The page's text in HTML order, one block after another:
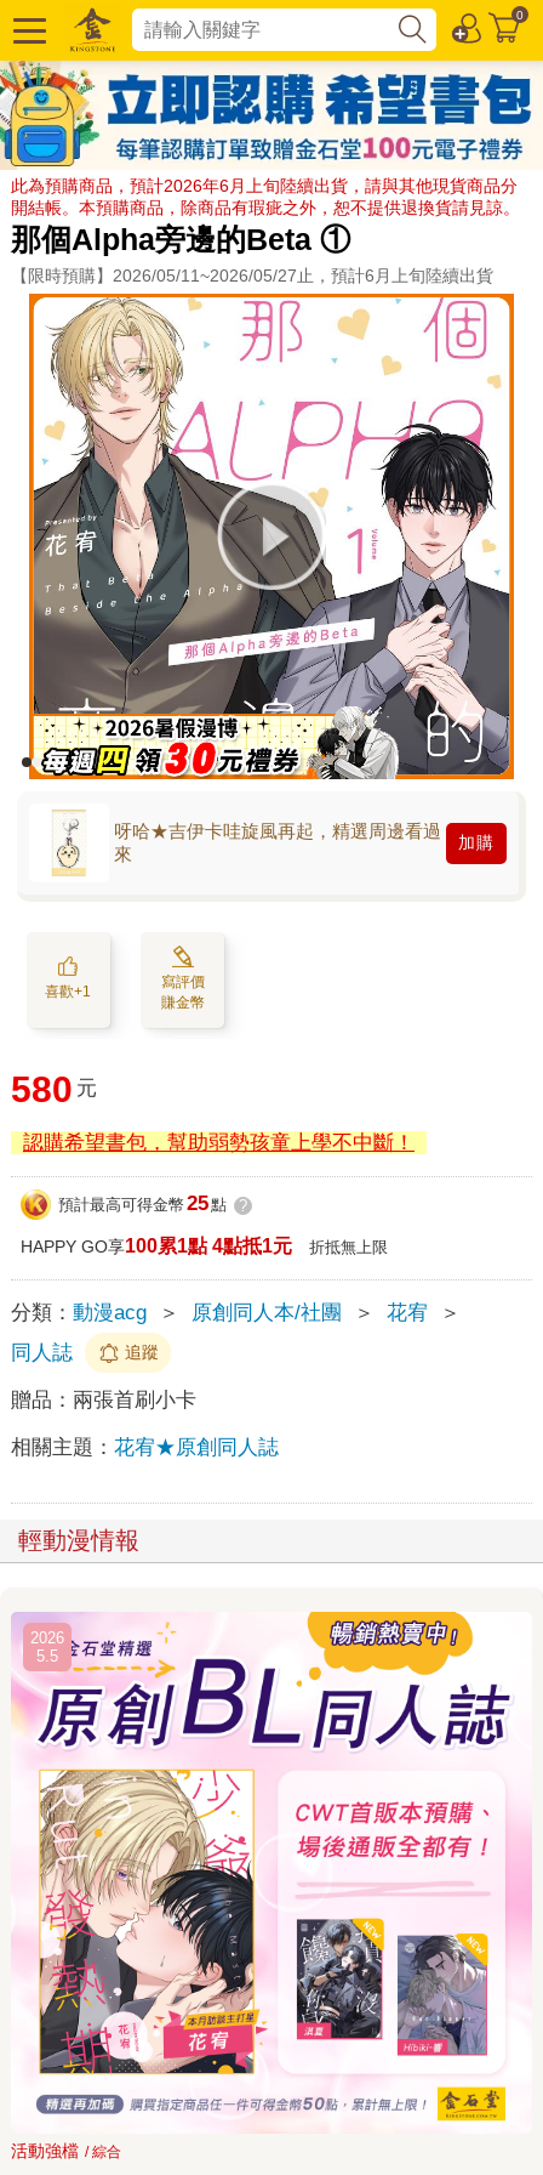
0
此為預購商品，預計2026年6月上旬陸續出貨，請與其他現貨商品分
開結帳。本預購商品，除商品有瑕疵之外，恕不提供退換貨請見諒。
那個Alpha旁邊的Beta ①
【限時預購】2026/05/11~2026/05/27止，預計6月上旬陸續出貨
呀哈★吉伊卡哇旋風再起，精選周邊看過
來
加購
喜歡+1
寫評價
賺金幣
580 元
認購希望書包，幫助弱勢孩童上學不中斷！
預計最高可得金幣 25點 ?
HAPPY GO享100累1點 4點抵1元 折抵無上限
分類： 動漫acg ＞ 原創同人本/社團 ＞ 花宥
＞
同人誌
追蹤
贈品： 兩張首刷小卡
相關主題： 花宥★原創同人誌
輕動漫情報
2026
5.5
活動強檔 / 綜合